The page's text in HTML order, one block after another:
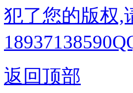
犯了您的版权,
返回顶部